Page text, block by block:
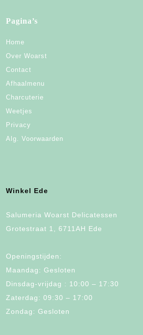
Pagina’s
Home
Over Woarst
Contact
Afhaalmenu
Charcuterie
Weetjes
Privacy
Alg. Voorwaarden
Winkel Ede
Salumeria Woarst Delicatessen
Grotestraat 1, 6711AH Ede
Openingstijden:
Maandag: Gesloten
Dinsdag-vrijdag : 10:00 – 17:30
Zaterdag: 09:30 – 17:00
Zondag: Gesloten